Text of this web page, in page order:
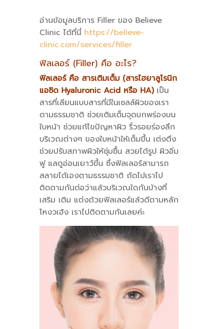
อ่านข้อมูลบริการ Filler ของ Believe
Clinic ได้ที่นี่ https://believe-
clinic.com/services/filler
ฟิลเลอร์ (Filler) คือ อะไร?
ฟิลเลอร์ คือ สารเติมเต็ม (สารไฮยาลูโรนิก
แอซิด Hyaluronic Acid หรือ HA)เป็น
สารที่เลียนแบบสารที่มีในเซลล์ผิวของเรา
ตามธรรมชาติ ช่วยเติมเต็มจุดบกพร่องบน
ใบหน้า ช่วยแก้ไขปัญหาผิว ริ้วรอยร่องลึก
บริเวณต่างๆ ของใบหน้าให้เต็มขึ้น เต่งตึง
ช่วยปรับสภาพผิวให้ชุ่มชื้น สวยได้รูป ผิวอิ่ม
ฟู แลดูอ่อนเยาว์ขึ้น ซึ่งฟิลเลอร์สามารถ
สลายได้เองตามธรรมชาติ ถัดไปเราไป
ติดตามกันต่อว่าแล้วบริเวณใดกันบ้างที่
เสริม เติม แต่งด้วยฟิลเลอร์แล้วดีตามหลัก
โหงวเฮ้ง เราไปติดตามกันเลยค่ะ